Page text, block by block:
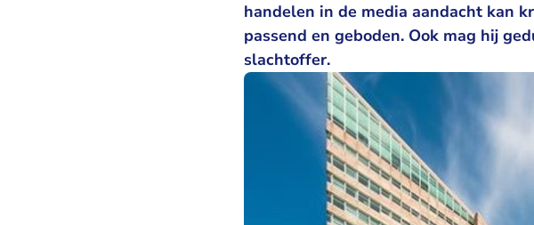
handelen in de media aandacht kan
passend en geboden. Ook mag hij
slachtoffer.